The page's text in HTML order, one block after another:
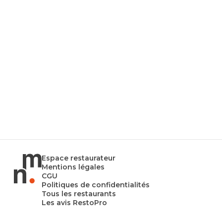
Espace restaurateur
Mentions légales
CGU
Politiques de confidentialités
Tous les restaurants
Les avis RestoPro